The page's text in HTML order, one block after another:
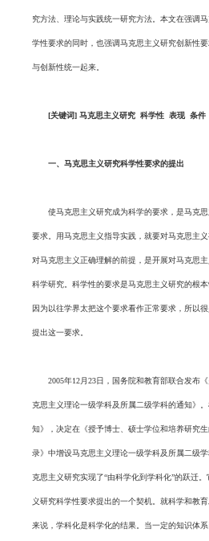
究方法、理论与实践统一研究方法。本文在强调
学性要求的同时，也强调马克思主义研究创新性
与创新性统一起来。
[关键词] 马克思主义研究 科学性 表现 条件
一、马克思主义研究科学性要求的提出
使马克思主义研究成为科学的要求，是马克
要求。用马克思主义指导实践，就要对马克思主义
对马克思主义正确理解的前提，是开展对马克思
科学研究。科学性的要求是马克思主义研究的根
因为以往学界太把这个要求看作正常要求，所以
提出这一要求。
2005年12月23日，国务院和教育部联合发布
克思主义理论一级学科及所属二级学科的通知》
知》，决定在《授予博士、硕士学位和培养研究
录》中增设马克思主义理论一级学科及所属二级
克思主义研究实现了“由科学化到学科化”的跃迁。
义研究科学性要求提出的一个契机。就科学和教
来说，学科化是科学化的结果。当一定的知识体